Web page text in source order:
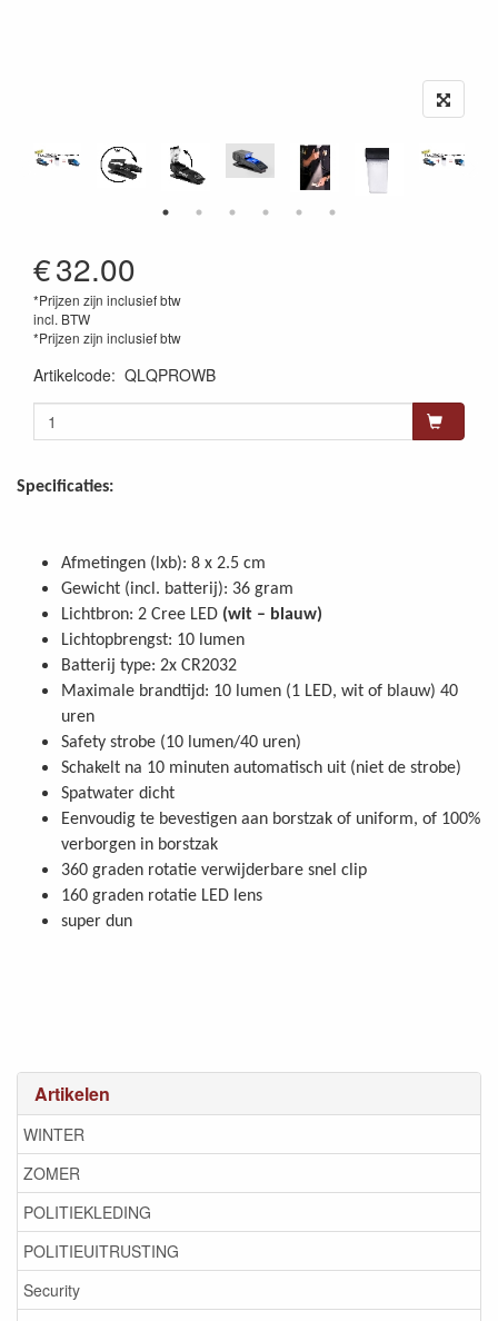
Artikelen
WINTER
ZOMER
POLITIEKLEDING
POLITIEUITRUSTING
Security
€32.00
*Prijzen zijn inclusief btw
incl. BTW
*Prijzen zijn inclusief btw
Artikelcode: QLQPROWB
Specificaties:
Afmetingen (lxb): 8 x 2.5 cm
Gewicht (incl. batterij): 36 gram
Lichtbron: 2 Cree LED (wit – blauw)
Lichtopbrengst: 10 lumen
Batterij type: 2x CR2032
Maximale brandtijd: 10 lumen (1 LED, wit of blauw) 40
uren
Safety strobe (10 lumen/40 uren)
Schakelt na 10 minuten automatisch uit (niet de strobe)
Spatwater dicht
Eenvoudig te bevestigen aan borstzak of uniform, of 100%
verborgen in borstzak
360 graden rotatie verwijderbare snel clip
160 graden rotatie LED lens
super dun